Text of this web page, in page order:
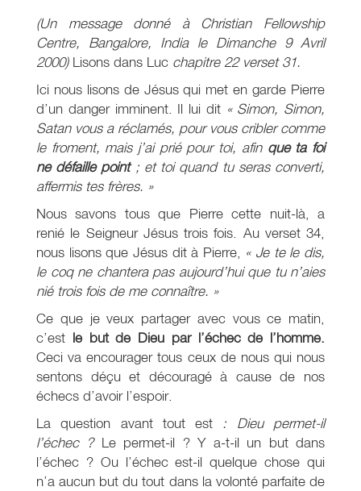
(Un message donné à Christian Fellowship
Centre, Bangalore, India le Dimanche 9 Avril
2000) Lisons dans Luc chapitre 22 verset 31.
Ici nous lisons de Jésus qui met en garde Pierre
d’un danger imminent. Il lui dit « Simon, Simon,
Satan vous a réclamés, pour vous cribler comme
le froment, mais j’ai prié pour toi, afin que ta foi
ne défaille point ; et toi quand tu seras converti,
affermis tes frères. »
Nous savons tous que Pierre cette nuit-là, a
renié le Seigneur Jésus trois fois. Au verset 34,
nous lisons que Jésus dit à Pierre, « Je te le dis,
le coq ne chantera pas aujourd’hui que tu n’aies
nié trois fois de me connaître. »
Ce que je veux partager avec vous ce matin,
c’est le but de Dieu par l’échec de l’homme.
Ceci va encourager tous ceux de nous qui nous
sentons déçu et découragé à cause de nos
échecs d’avoir l’espoir.
La question avant tout est : Dieu permet-il
l’échec ?Le permet-il ? Y a-t-il un but dans
l’échec ? Ou l’échec est-il quelque chose qui
n’a aucun but du tout dans la volonté parfaite de